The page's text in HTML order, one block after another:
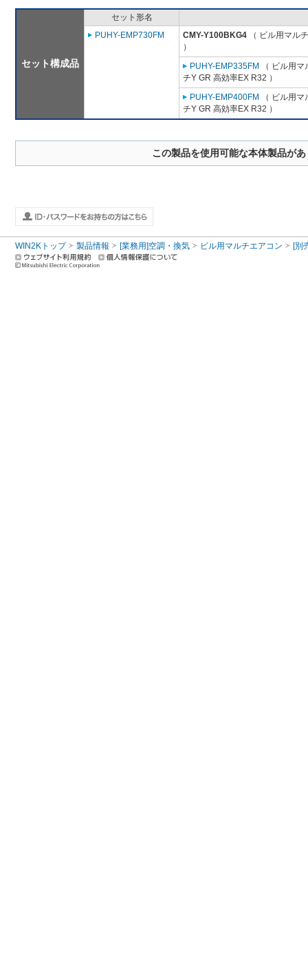
セット構成品
セット形名
PUHY-EMP730FM
CMY-Y100BKG4 （ ビル用マル
）
PUHY-EMP335FM
（ ビル用
チY GR 高効率EX R32 ）
PUHY-EMP400FM
（ ビル用
チY GR 高効率EX R32 ）
この製品を使用可能な本体製品が
WIN2Kトップ 製品情報 [業務用]空調・換気 ビル用マルチエアコン [別